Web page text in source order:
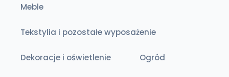
Meble
Tekstylia i pozostałe wyposażenie
Dekoracje i oświetlenie Ogród